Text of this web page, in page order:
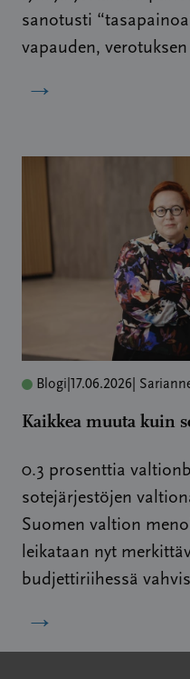
sanotusti
vapauden,
→
Blogi 17.06.2026 |
Kaikkea muuta kuin
0.3 prosenttia
sotejärjestöjen
Suomen valtion
leikataan nyt
budjettiriihessä
→